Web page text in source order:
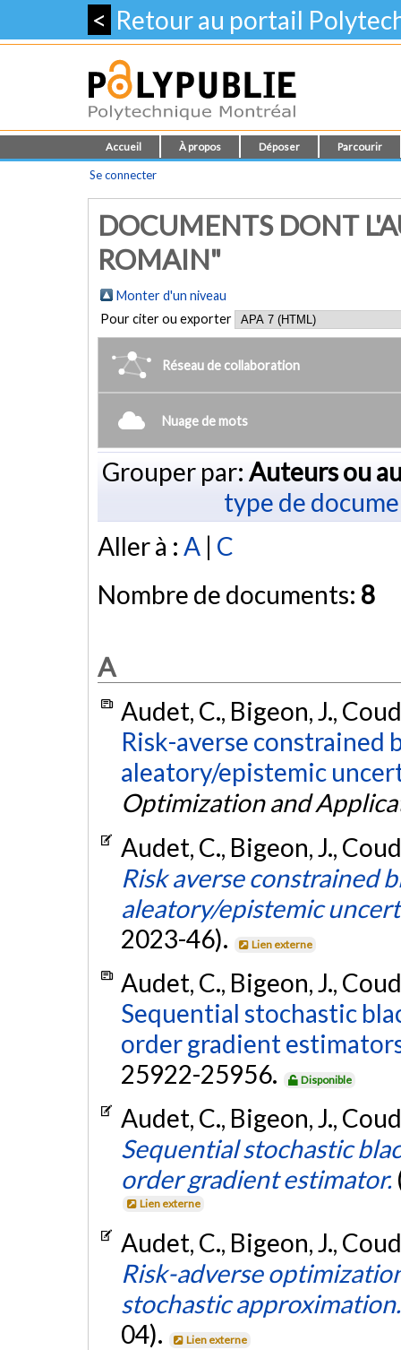
< Retour au portail
Accueil À propos Déposer Parcourir
Se connecter
DOCUMENTS DONT
ROMAIN"
Monter d'un niveau
Pour citer ou exporter
Réseau de collaboration
Nuage de mots
Grouper par: Auteurs ou
type de
Aller à : A | C
Nombre de documents: 8
A
Audet, C., Bigeon, J.,
Risk-averse
aleatory/epistemic
Optimization and
Audet, C., Bigeon, J.,
Risk averse constrained
aleatory/epistemic
2023-46).
Lien externe
Audet, C., Bigeon, J.,
Sequential stochastic
order gradient
25922-25956.
Disponible
Audet, C., Bigeon, J.,
Sequential stochastic
order gradient estimator.
Lien externe
Audet, C., Bigeon, J.,
Risk-adverse
stochastic
04).
Lien externe